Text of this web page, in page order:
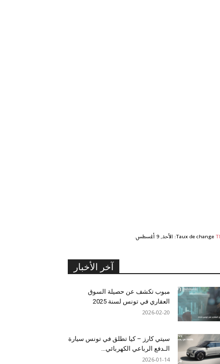
Taux de change: الأحد, 9 أغسطس.
آخر الأخبار
مبوب تكشف عن حصيلة السوق
العقاري في تونس لسنة 2025
2026-02-20
سيتي كارز – كيا تطلق في تونس سيارة
الـدفع الرباعي الكهربائي...
2026-01-14